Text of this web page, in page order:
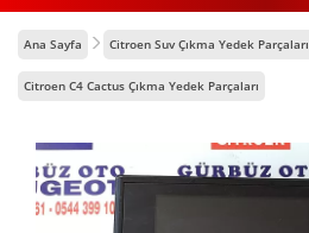
Ana Sayfa Citroen Suv Çıkma Yedek Parçaları
Citroen C4 Cactus Çıkma Yedek Parçaları